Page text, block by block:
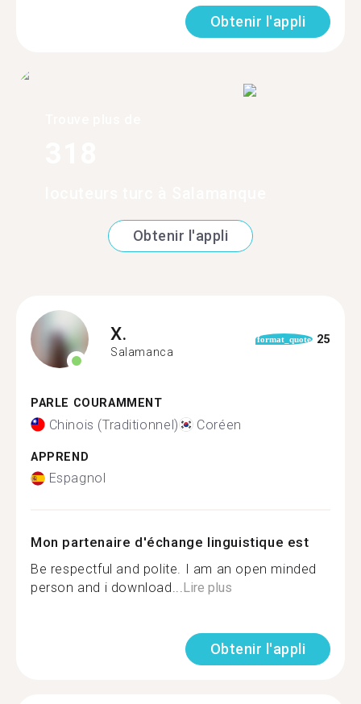
Obtenir l'appli
Obtenir l'appli
X.
Salamanca
format_quote 25
PARLE COURAMMENT
Chinois (Traditionnel) Coréen
APPREND
Espagnol
Mon partenaire d'échange linguistique est
Be respectful and polite. I am an open minded
person and i download...Lire plus
Obtenir l'appli